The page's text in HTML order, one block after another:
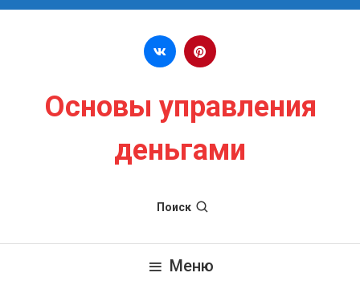
Перейти к содержимому
Основы управления
деньгами
Поиск
Меню